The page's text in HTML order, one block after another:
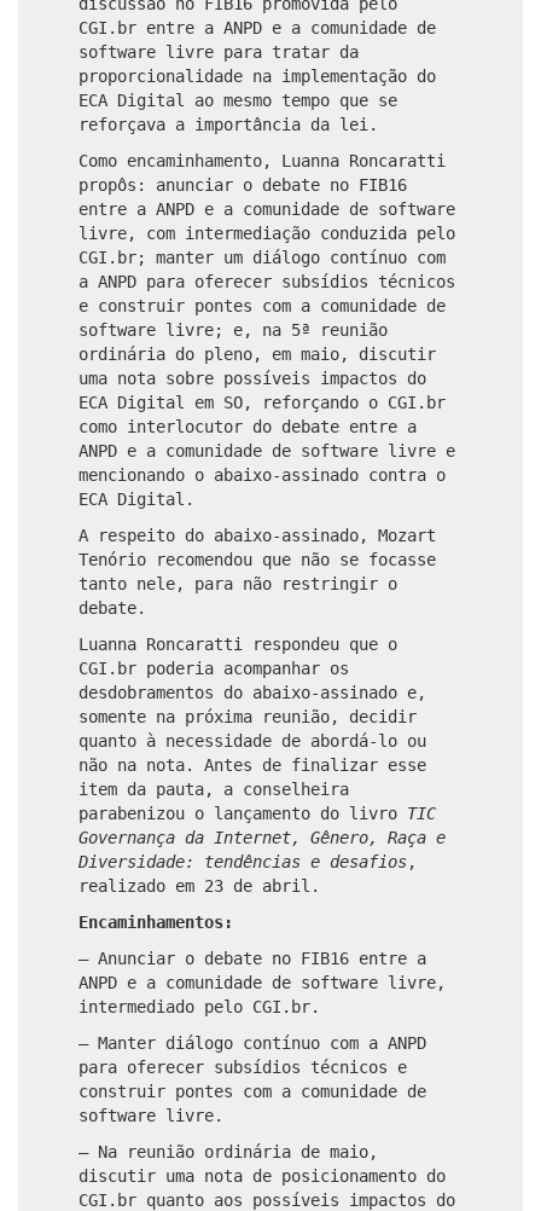
CGI.br entre a ANPD e a comunidade de
software livre para tratar da
proporcionalidade na implementação do
ECA Digital ao mesmo tempo que se
reforçava a importância da lei.
Como encaminhamento, Luanna Roncaratti
propôs: anunciar o debate no FIB16
entre a ANPD e a comunidade de software
livre, com intermediação conduzida pelo
CGI.br; manter um diálogo contínuo com
a ANPD para oferecer subsídios técnicos
e construir pontes com a comunidade de
software livre; e, na 5ª reunião
ordinária do pleno, em maio, discutir
uma nota sobre possíveis impactos do
ECA Digital em SO, reforçando o CGI.br
como interlocutor do debate entre a
ANPD e a comunidade de software livre e
mencionando o abaixo‑assinado contra o
ECA Digital.
A respeito do abaixo-assinado, Mozart
Tenório recomendou que não se focasse
tanto nele, para não restringir o
debate.
Luanna Roncaratti respondeu que o
CGI.br poderia acompanhar os
desdobramentos do abaixo‑assinado e,
somente na próxima reunião, decidir
quanto à necessidade de abordá-lo ou
não na nota. Antes de finalizar esse
item da pauta, a conselheira
parabenizou o lançamento do livro TIC
Governança da Internet, Gênero, Raça e
Diversidade: tendências e desafios,
realizado em 23 de abril.
Encaminhamentos:
– Anunciar o debate no FIB16 entre a
ANPD e a comunidade de software livre,
intermediado pelo CGI.br.
– Manter diálogo contínuo com a ANPD
para oferecer subsídios técnicos e
construir pontes com a comunidade de
software livre.
– Na reunião ordinária de maio,
discutir uma nota de posicionamento do
CGI.br quanto aos possíveis impactos do